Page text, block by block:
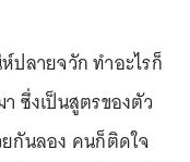
ปลายจวัก ทำอะไรก็
ซึ่งเป็นสูตรของตัว
กันลอง คนก็ติดใจ